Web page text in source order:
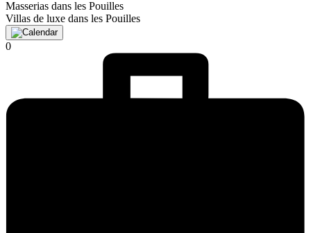
Masserias dans les Pouilles
Villas de luxe dans les Pouilles
0